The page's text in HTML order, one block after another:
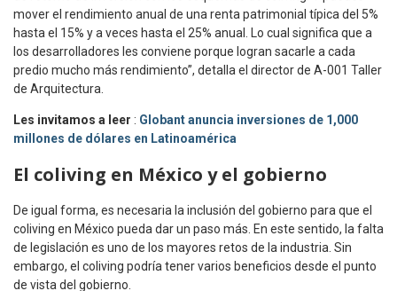
mover el rendimiento anual de una renta patrimonial típica del 5%
hasta el 15% y a veces hasta el 25% anual. Lo cual significa que a
los desarrolladores les conviene porque logran sacarle a cada
predio mucho más rendimiento”, detalla el director de A-001 Taller
de Arquitectura.
Les invitamos a leer : Globant anuncia inversiones de 1,000
millones de dólares en Latinoamérica
El coliving en México y el gobierno
De igual forma, es necesaria la inclusión del gobierno para que el
coliving en México pueda dar un paso más. En este sentido, la falta
de legislación es uno de los mayores retos de la industria. Sin
embargo, el coliving podría tener varios beneficios desde el punto
de vista del gobierno.